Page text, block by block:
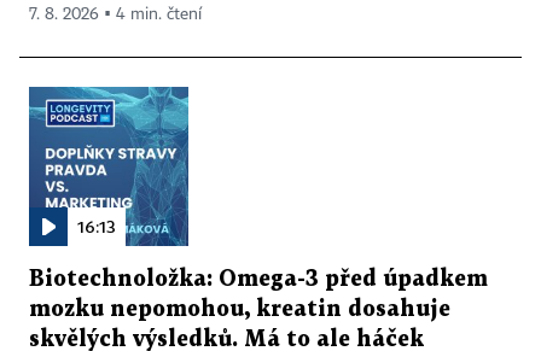
7. 8. 2026 ▪ 4 min. čtení
16:13
Biotechnoložka: Omega-3 před úpadkem
mozku nepomohou, kreatin dosahuje
skvělých výsledků. Má to ale háček